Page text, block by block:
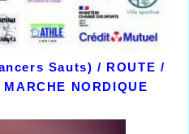
Sauts) / ROUTE /
/ MARCHE NORDIQUE